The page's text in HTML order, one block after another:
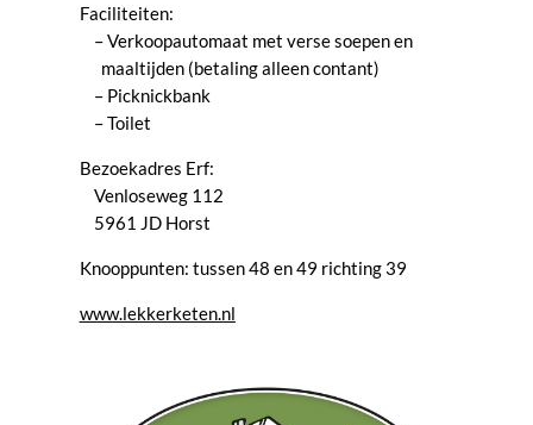
Faciliteiten:
– Verkoopautomaat met verse soepen en
maaltijden (betaling alleen contant)
– Picknickbank
– Toilet
Bezoekadres Erf:
Venloseweg 112
5961 JD Horst
Knooppunten: tussen 48 en 49 richting 39
www.lekkerketen.nl